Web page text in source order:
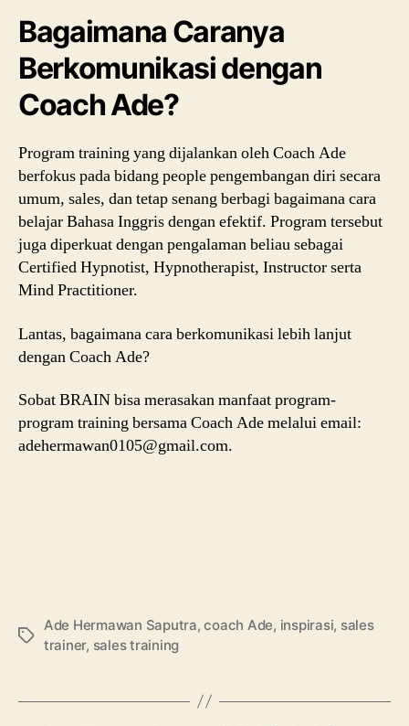
Bagaimana Caranya
Berkomunikasi dengan
Coach Ade?
Program training yang dijalankan oleh Coach Ade
berfokus pada bidang people pengembangan diri secara
umum, sales, dan tetap senang berbagi bagaimana cara
belajar Bahasa Inggris dengan efektif. Program tersebut
juga diperkuat dengan pengalaman beliau sebagai
Certified Hypnotist, Hypnotherapist, Instructor serta
Mind Practitioner.
Lantas, bagaimana cara berkomunikasi lebih lanjut
dengan Coach Ade?
Sobat BRAIN bisa merasakan manfaat program-
program training bersama Coach Ade melalui email:
adehermawan0105@gmail.com.
Tags
Ade Hermawan Saputra,coach Ade, inspirasi, sales
trainer, sales training